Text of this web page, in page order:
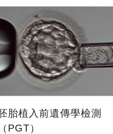
胎植入前遺傳學檢測
（PGT）